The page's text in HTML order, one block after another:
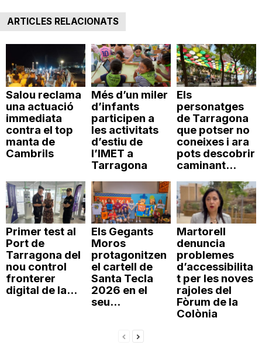
ARTICLES RELACIONATS
Salou reclama
una actuació
immediata
contra el top
manta de
Cambrils
Més d’un miler
d’infants
participen a
les activitats
d’estiu de
l’IMET a
Tarragona
Els
personatges
de Tarragona
que potser no
coneixes i ara
pots descobrir
caminant...
Primer test al
Port de
Tarragona del
nou control
fronterer
digital de la...
Els Gegants
Moros
protagonitzen
el cartell de
Santa Tecla
2026 en el
seu...
Martorell
denuncia
problemes
d’accessibilita
t per les noves
rajoles del
Fòrum de la
Colònia